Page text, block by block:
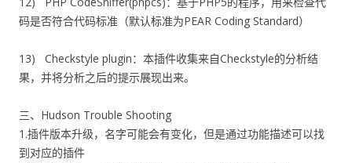
码是否符合代码标准（默认标准为PEAR Coding Standard）
13) Checkstyle plugin：本插件收集来自Checkstyle的分析结
果，并将分析之后的提示展现出来。
三、Hudson Trouble Shooting
1.插件版本升级，名字可能会有变化，但是通过功能描述可以找
到对应的插件